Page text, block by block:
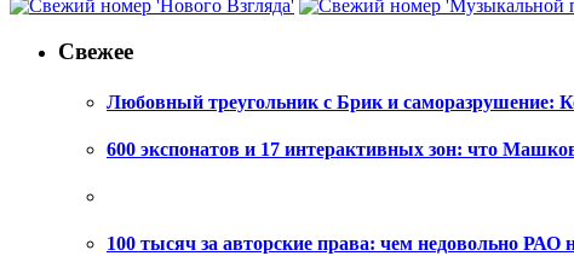
Свежее
Любовный треугольник с Брик и саморазрушение:
600 экспонатов и 17 интерактивных зон: что
100 тысяч за авторские права: чем недовольно РАО